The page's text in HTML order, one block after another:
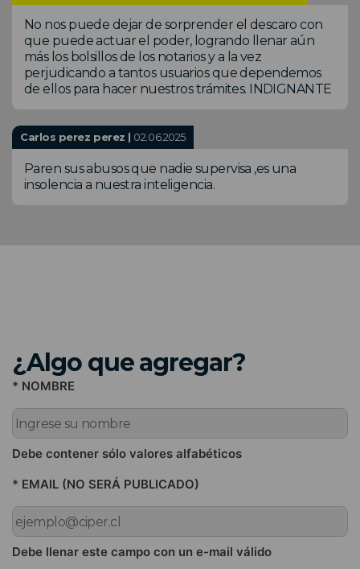
No nos puede dejar de sorprender el descaro con
que puede actuar el poder, logrando llenar aún
más los bolsillos de los notarios y a la vez
perjudicando a tantos usuarios que dependemos
de ellos para hacer nuestros trámites. INDIGNANTE
Carlos perez perez | 02.06.2025
Paren sus abusos que nadie supervisa ,es una
insolencia a nuestra inteligencia.
¿Algo que agregar?
* NOMBRE
Debe contener sólo valores alfabéticos
* EMAIL (NO SERÁ PUBLICADO)
Debe llenar este campo con un e-mail válido